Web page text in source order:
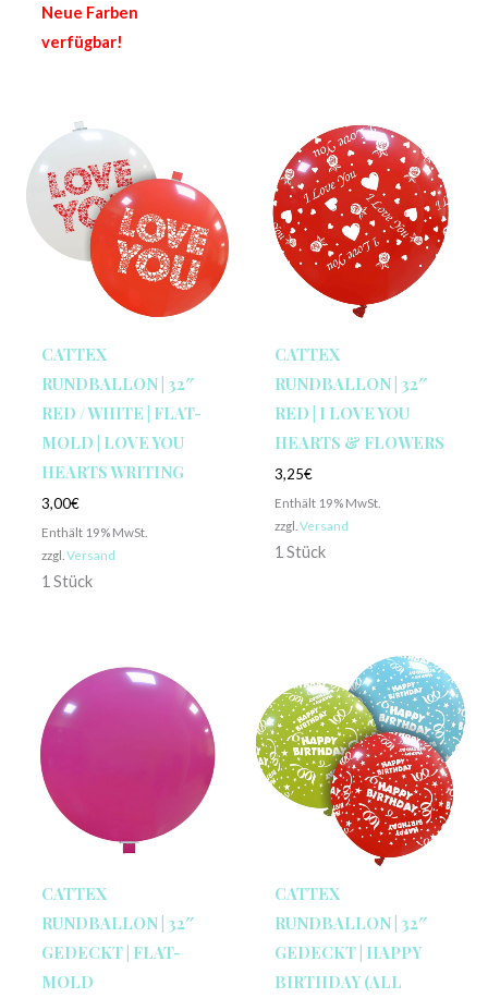
Neue Farben
verfügbar!
CATTEX
RUNDBALLON | 32″
RED / WHITE | FLAT-
MOLD | LOVE YOU
HEARTS WRITING
3,00€
Enthält 19% MwSt.
zzgl. Versand
1 Stück
CATTEX
RUNDBALLON | 32″
RED | I LOVE YOU
HEARTS & FLOWERS
3,25€
Enthält 19% MwSt.
zzgl. Versand
1 Stück
CATTEX
RUNDBALLON | 32″
GEDECKT | FLAT-
MOLD
CATTEX
RUNDBALLON | 32″
GEDECKT | HAPPY
BIRTHDAY (ALL